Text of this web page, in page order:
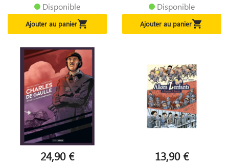
Disponible
Ajouter au panier
Disponible
Ajouter au panier
24,90 € 13,90 €